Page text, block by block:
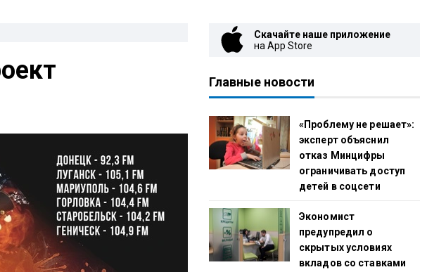
Скачайте наше приложение
на App Store
Главные новости
«Проблему не решает»:
эксперт объяснил
отказ Минцифры
ограничивать доступ
детей в соцсети
Экономист
предупредил о
скрытых условиях
вкладов со ставками